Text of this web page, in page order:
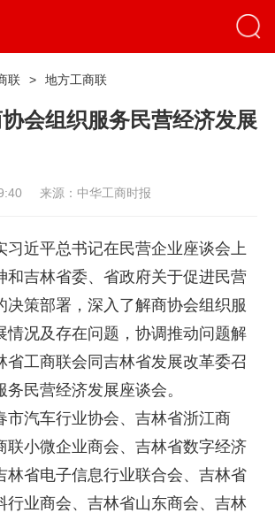
联 > 地方工商联
会组织服务民营经济发展
来源：中华工商时报
近平总书记在民营企业座谈会上
和吉林省委、省政府关于促进民营
决策部署，深入了解商协会组织服
情况及存在问题，协调推动问题解
省工商联会同吉林省发展改革委召
民营经济发展座谈会。
汽车行业协会、吉林省浙江商
联小微企业商会、吉林省数字经济
林省电子信息行业联合会、吉林省
行业商会、吉林省山东商会、吉林